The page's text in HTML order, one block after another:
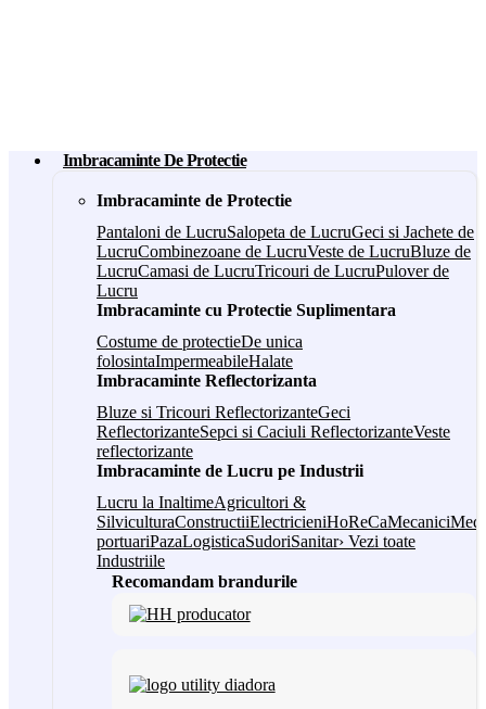
Imbracaminte De Protectie
Imbracaminte de Protectie
Pantaloni de LucruSalopeta de LucruGeci si Jachete de
LucruCombinezoane de LucruVeste de LucruBluze de
LucruCamasi de LucruTricouri de LucruPulover de
Lucru
Imbracaminte cu Protectie Suplimentara
Costume de protectieDe unica
folosintaImpermeabileHalate
Imbracaminte Reflectorizanta
Bluze si Tricouri ReflectorizanteGeci
ReflectorizanteSepci si Caciuli ReflectorizanteVeste
reflectorizante
Imbracaminte de Lucru pe Industrii
Lucru la InaltimeAgricultori &
SilviculturaConstructiiElectricieniHoReCaMecanici
portuariPazaLogisticaSudoriSanitar› Vezi toate
Industriile
Recomandam brandurile